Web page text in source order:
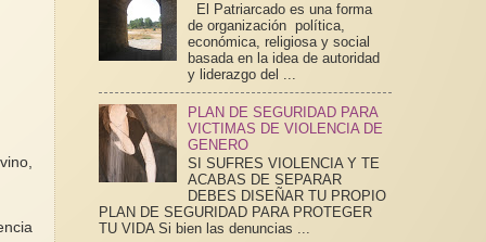
El Patriarcado es una forma
de organización política,
económica, religiosa y social
basada en la idea de autoridad
y liderazgo del ...
PLAN DE SEGURIDAD PARA
VICTIMAS DE VIOLENCIA DE
GENERO
SI SUFRES VIOLENCIA Y TE
ACABAS DE SEPARAR
DEBES DISEÑAR TU PROPIO
PLAN DE SEGURIDAD PARA PROTEGER
TU VIDA Si bien las denuncias ...